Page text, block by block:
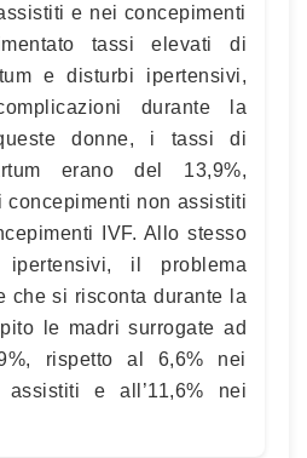
e nei concepimenti
tassi elevati di
e disturbi ipertensivi,
durante la
donne, i tassi di
erano del 13,9%,
concepimenti non assistiti
IVF. Allo stesso
il problema
che si risconta durante la
le madri surrogate ad
rispetto al 6,6% nei
assistiti e all’11,6% nei